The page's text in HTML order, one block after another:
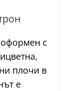
с
плочи в
е